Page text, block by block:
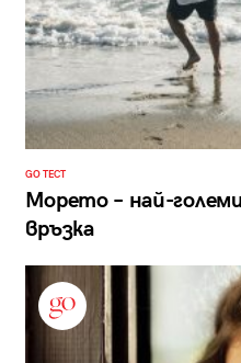
GO ТЕСТ
Морето – най-
връзка